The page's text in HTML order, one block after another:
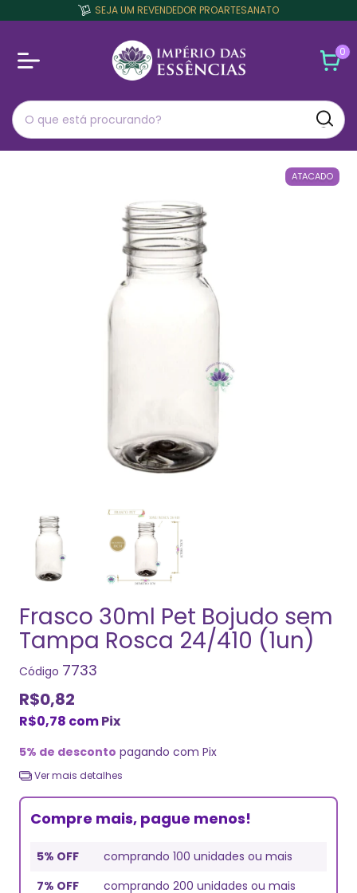
SEJA UM REVENDEDOR PROARTESANATO
0
ATACADO
Frasco 30ml Pet Bojudo sem
Tampa Rosca 24/410 (1un)
Código 7733
R$0,82
R$0,78 comPix
5% de desconto pagando com Pix
Ver mais detalhes
Compre mais, pague menos!
5% OFF
comprando 100 unidades ou mais
7% OFF
comprando 200 unidades ou mais